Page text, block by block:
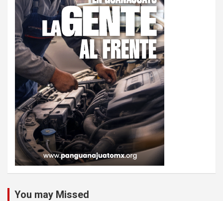
You may Missed